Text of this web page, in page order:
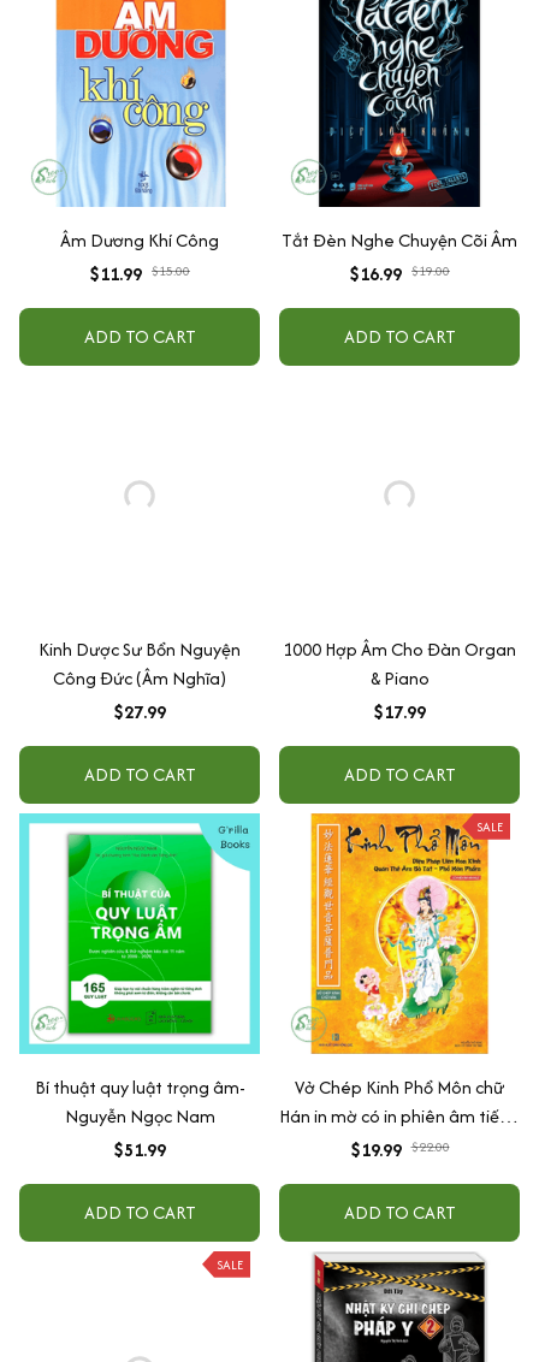
Âm Dương Khí Công
$11.99 $15.00
ADD TO CART
Tắt Đèn Nghe Chuyện Cõi Âm
$16.99 $19.00
ADD TO CART
Kinh Dược Sư Bổn Nguyện
Công Đức (Âm Nghĩa)
$27.99
ADD TO CART
1000 Hợp Âm Cho Đàn Organ
& Piano
$17.99
ADD TO CART
Bí thuật quy luật trọng âm-
Nguyễn Ngọc Nam
$51.99
ADD TO CART
SALE
Vở Chép Kinh Phổ Môn chữ
Hán in mờ có in phiên âm tiếng
Việt và hình Bồ Tát Quán Âm in
$19.99 $22.00
ADD TO CART
SALE